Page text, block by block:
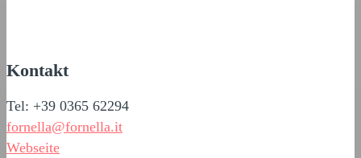
Kontakt
Tel: +39 0365 62294
fornella@fornella.it
Webseite